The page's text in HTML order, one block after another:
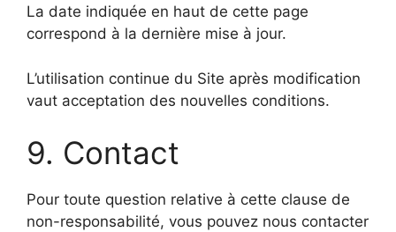
La date indiquée en haut de cette page
correspond à la dernière mise à jour.
L’utilisation continue du Site après modification
vaut acceptation des nouvelles conditions.
9. Contact
Pour toute question relative à cette clause de
non-responsabilité, vous pouvez nous contacter